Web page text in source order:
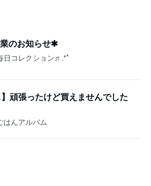
のお知らせ✱
日コレクション♬.*ﾟ
頑張ったけど買えませんでした
はんアルバム